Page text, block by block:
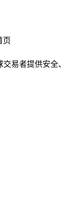
页
易者提供安全、